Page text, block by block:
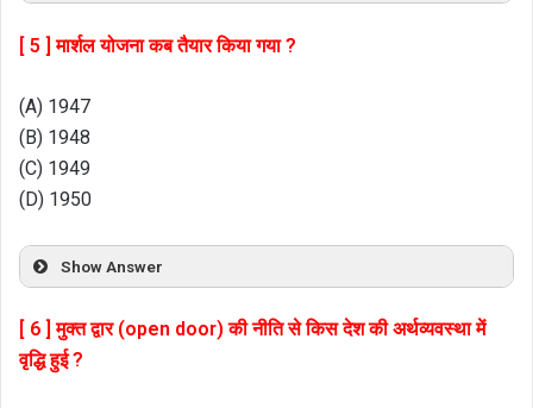
[ 5 ] मार्शल योजना कब तैयार किया गया ?
(A) 1947
(B) 1948
(C) 1949
(D) 1950
Show Answer
[ 6 ] मुक्त द्वार (open door) की नीति से किस देश की अर्थव्यवस्था में
वृद्धि हुई ?